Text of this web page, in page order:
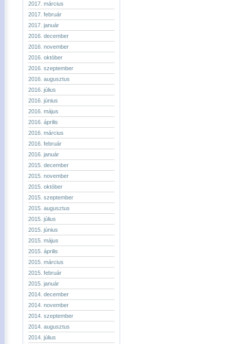
2017. március
2017. február
2017. január
2016. december
2016. november
2016. október
2016. szeptember
2016. augusztus
2016. július
2016. június
2016. május
2016. április
2016. március
2016. február
2016. január
2015. december
2015. november
2015. október
2015. szeptember
2015. augusztus
2015. július
2015. június
2015. május
2015. április
2015. március
2015. február
2015. január
2014. december
2014. november
2014. szeptember
2014. augusztus
2014. július